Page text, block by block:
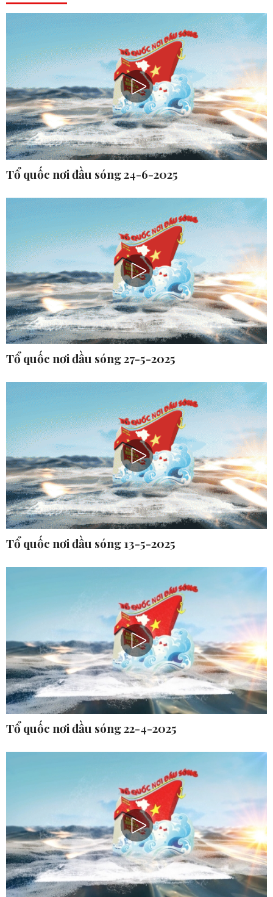
Tổ quốc nơi đầu sóng 24-6-2025
Tổ quốc nơi đầu sóng 27-5-2025
Tổ quốc nơi đầu sóng 13-5-2025
Tổ quốc nơi đầu sóng 22-4-2025